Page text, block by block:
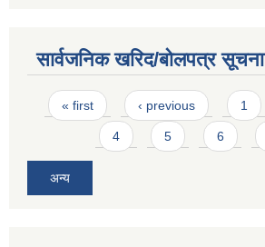
सार्वजनिक खरिद/बोलपत्र सूचना
Pages
« first ‹ previous 1
4 5 6
अन्य